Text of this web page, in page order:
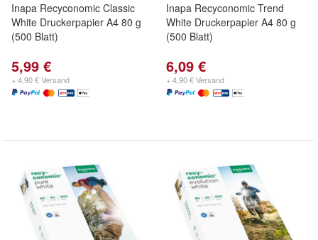
Inapa Recyconomic Classic
White Druckerpapier A4 80 g
(500 Blatt)
5,99 €
+ 4,90 € Versand
Inapa Recyconomic Trend
White Druckerpapier A4 80 g
(500 Blatt)
6,09 €
+ 4,90 € Versand